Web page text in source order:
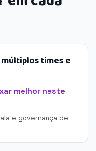
times e
melhor neste
e governança de